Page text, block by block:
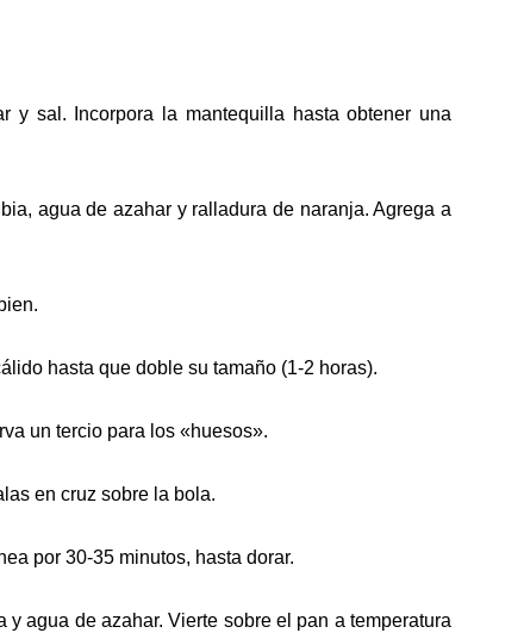
y sal. Incorpora la mantequilla hasta obtener una
agua de azahar y ralladura de naranja. Agrega a
hasta que doble su tamaño (1-2 horas).
un tercio para los «huesos».
en cruz sobre la bola.
por 30-35 minutos, hasta dorar.
agua de azahar. Vierte sobre el pan a temperatura